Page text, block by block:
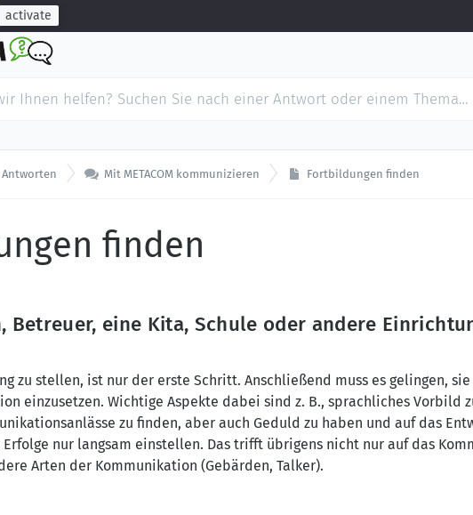
activate
Antworten  Mit METACOM kommunizieren Fortbildungen finden
finden
Betreuer, eine Kita, Schule oder andere
zu stellen, ist nur der erste Schritt. Anschließend muss es gelingen,
einzusetzen. Wichtige Aspekte dabei sind z. B., sprachliches Vorbild
zu finden, aber auch Geduld zu haben und auf das
nur langsam einstellen. Das trifft übrigens nicht nur auf das
Arten der Kommunikation (Gebärden, Talker).